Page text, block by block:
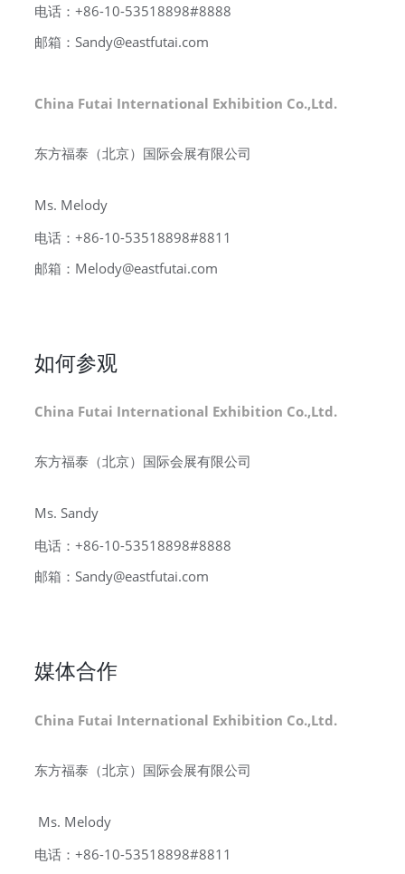
电话：+86-10-53518898#8888
邮箱：Sandy@eastfutai.com
China Futai International Exhibition Co.,Ltd.
东方福泰（北京）国际会展有限公司
Ms. Melody
电话： +86-10-53518898#8811
邮箱： Melody@eastfutai.com
如何参观
China Futai International Exhibition Co.,Ltd.
东方福泰（北京）国际会展有限公司
Ms. Sandy
电话：+86-10-53518898#8888
邮箱：Sandy@eastfutai.com
媒体合作
China Futai International Exhibition Co.,Ltd.
东方福泰（北京）国际会展有限公司
Ms. Melody
电话： +86-10-53518898#8811